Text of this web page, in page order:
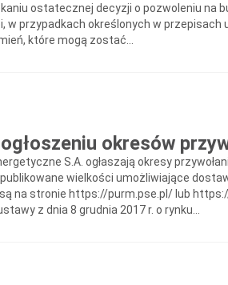
ostatecznej decyzji o pozwoleniu na
w przypadkach określonych w
które mogą zostać...
okresów
S.A. ogłaszają okresy
wielkości umożliwiające
na stronie https://purm.pse.pl/ lub
z dnia 8 grudnia 2017 r. o rynku...